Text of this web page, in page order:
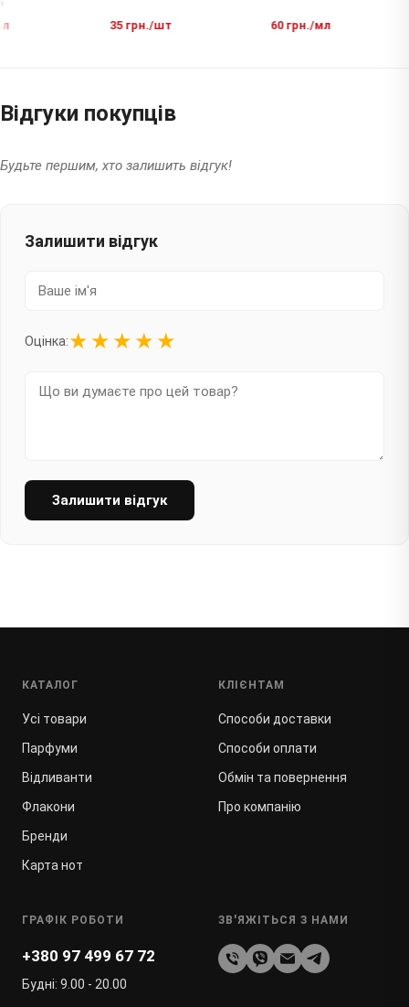
35 грн./шт 60 грн./мл
Відгуки покупців
Будьте першим, хто залишить відгук!
Залишити відгук
Оцінка:★ ★ ★ ★ ★
Залишити відгук
КАТАЛОГ
Усі товари
Парфуми
Відливанти
Флакони
Бренди
Карта нот
КЛІЄНТАМ
Способи доставки
Способи оплати
Обмін та повернення
Про компанію
ГРАФІК РОБОТИ
+380 97 499 67 72
Будні: 9.00 - 20.00
ЗВ'ЯЖІТЬСЯ З НАМИ